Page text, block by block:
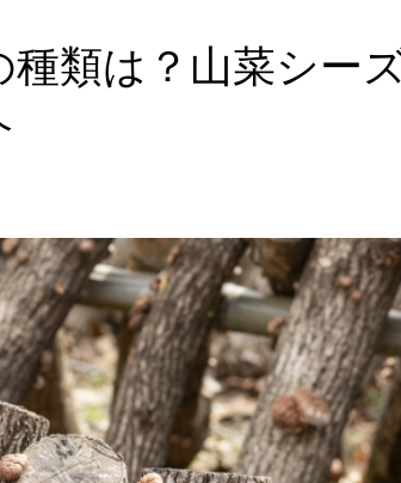
類は？山菜シー